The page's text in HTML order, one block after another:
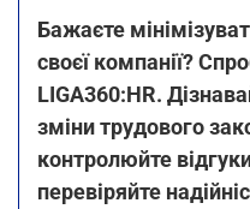
Бажаєте
своєї компанії?
LIGA360:HR.
зміни трудового
контролюйте
перевіряйте